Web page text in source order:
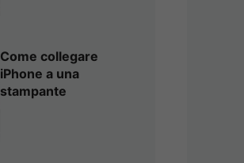
Come collegare
iPhone a una
stampante